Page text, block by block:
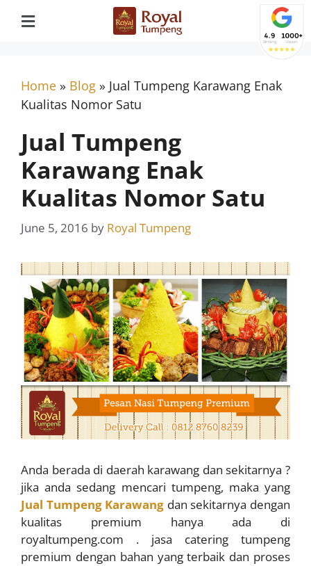
Home » Blog » Jual Tumpeng Karawang Enak
Kualitas Nomor Satu
Jual Tumpeng
Karawang Enak
Kualitas Nomor Satu
June 5, 2016 by Royal Tumpeng
Anda berada di daerah karawang dan sekitarnya ?
jika anda sedang mencari tumpeng, maka yang
Jual Tumpeng Karawang dan sekitarnya dengan
kualitas premium hanya ada di
royaltumpeng.com . jasa catering tumpeng
premium dengan bahan yang terbaik dan proses